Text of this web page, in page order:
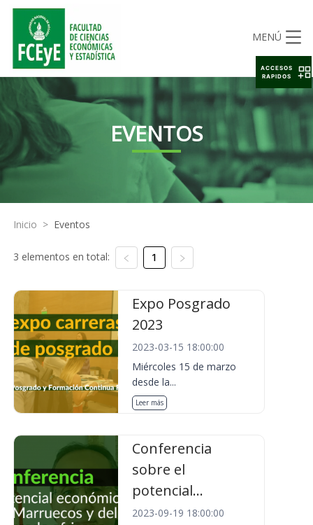
MENÚ
EVENTOS
Inicio > Eventos
3 elementos en total: 1
Expo Posgrado
2023
2023-03-15 18:00:00
Miércoles 15 de marzo
desde la...
Leer más
Conferencia
sobre el
potencial...
2023-09-19 18:00:00
ACCESOS
RAPIDOS